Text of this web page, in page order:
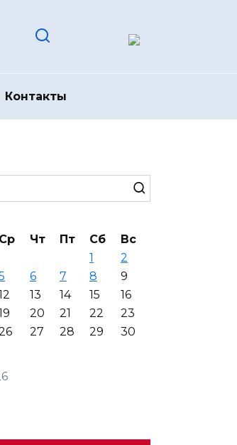
Контакты
Ср Чт Пт Сб
Вс
1
2
6 7 8
9
13 14 15
16
20 21 22
23
27 28 29
30